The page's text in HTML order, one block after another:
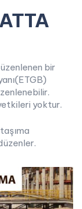
bir
yoktur.